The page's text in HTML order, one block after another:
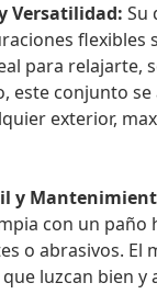
Versatilidad: Su
flexibles
para relajarte,
este conjunto se
exterior,
y
con un paño
o abrasivos. El
luzcan bien y